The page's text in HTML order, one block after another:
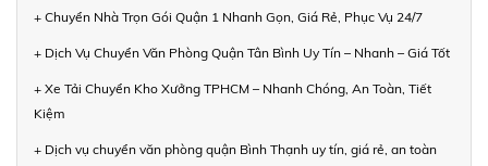
+ Chuyển Nhà Trọn Gói Quận 1 Nhanh Gọn, Giá Rẻ, Phục Vụ 24/7
+ Dịch Vụ Chuyển Văn Phòng Quận Tân Bình Uy Tín – Nhanh – Giá Tốt
+ Xe Tải Chuyển Kho Xưởng TPHCM – Nhanh Chóng, An Toàn, Tiết
Kiệm
+ Dịch vụ chuyển văn phòng quận Bình Thạnh uy tín, giá rẻ, an toàn